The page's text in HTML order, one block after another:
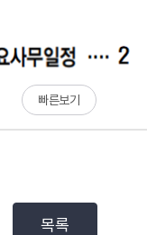
빠른보기
목록